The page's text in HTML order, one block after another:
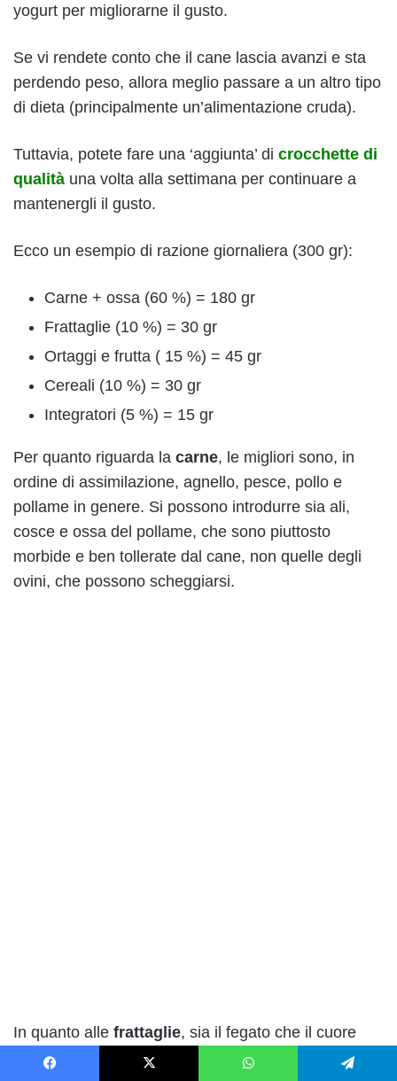
yogurt per migliorarne il gusto.
Se vi rendete conto che il cane lascia avanzi e sta
perdendo peso, allora meglio passare a un altro tipo
di dieta (principalmente un’alimentazione cruda).
Tuttavia, potete fare una ‘aggiunta’ di crocchette di
qualità una volta alla settimana per continuare a
mantenergli il gusto.
Ecco un esempio di razione giornaliera (300 gr):
Carne + ossa (60 %) = 180 gr
Frattaglie (10 %) = 30 gr
Ortaggi e frutta ( 15 %) = 45 gr
Cereali (10 %) = 30 gr
Integratori (5 %) = 15 gr
Per quanto riguarda la carne, le migliori sono, in
ordine di assimilazione, agnello, pesce, pollo e
pollame in genere. Si possono introdurre sia ali,
cosce e ossa del pollame, che sono piuttosto
morbide e ben tollerate dal cane, non quelle degli
ovini, che possono scheggiarsi.
In quanto alle frattaglie, sia il fegato che il cuore
possono essere serviti crudi, mentre gli ortaggi e la